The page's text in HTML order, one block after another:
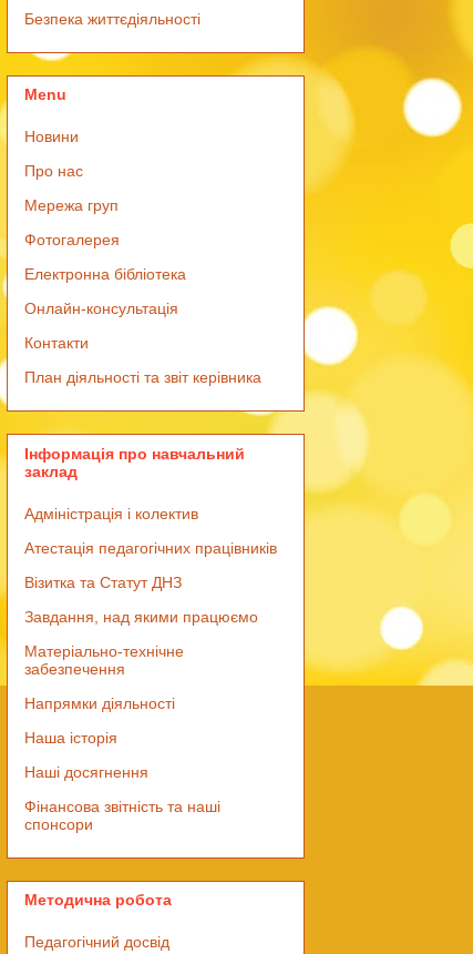
Безпека життєдіяльності
Menu
Новини
Про нас
Мережа груп
Фотогалерея
Електронна бібліотека
Онлайн-консультація
Контакти
План діяльності та звіт керівника
Інформація про навчальний
заклад
Адміністрація і колектив
Атестація педагогічних працівників
Візитка та Статут ДНЗ
Завдання, над якими працюємо
Матеріально-технічне
забезпечення
Напрямки діяльності
Наша історія
Наші досягнення
Фінансова звітність та наші
спонсори
Методична робота
Педагогічний досвід